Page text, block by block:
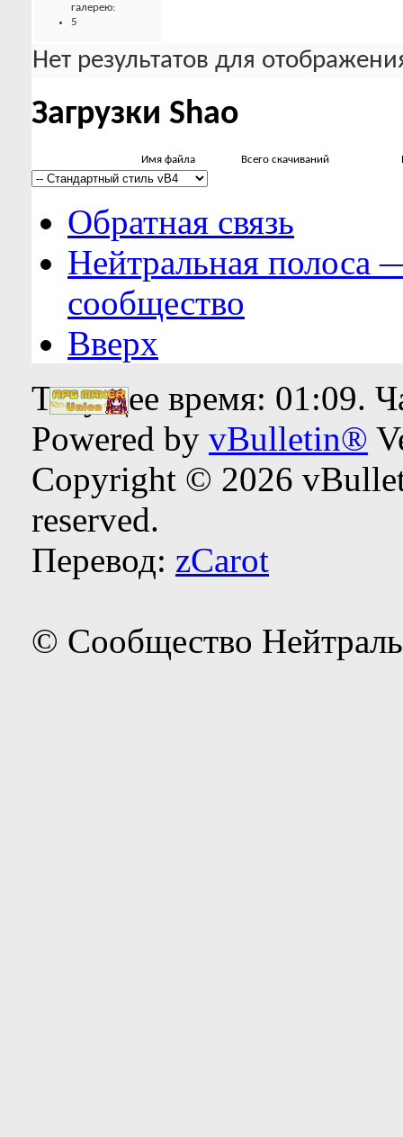
галерею:
5
Нет результатов для
Загрузки Shao
Имя файла Всего скачиваний
Обратная связь
Нейтральная полоса
сообщество
Вверх
Текущее время: 01:09.
Powered by vBulletin®
Copyright © 2026
reserved.
Перевод: zCarot
© Сообщество